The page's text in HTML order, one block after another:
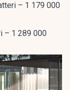
– 1 179 000
– 1 289 000